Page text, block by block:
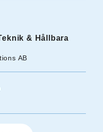
& Hållbara
AB